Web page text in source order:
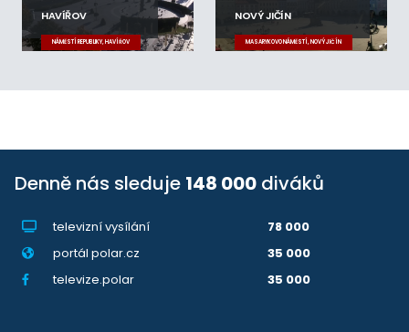
HAVÍŘOV
NÁMĚSTÍ REPUBLIKY, HAVÍŘOV
NOVÝ JIČÍN
MASARYKOVO NÁMĚSTÍ, NOVÝ JIČÍN
Denně nás sleduje 148 000 diváků
televizní vysílání
78 000
portál polar.cz
35 000
televize.polar
35 000